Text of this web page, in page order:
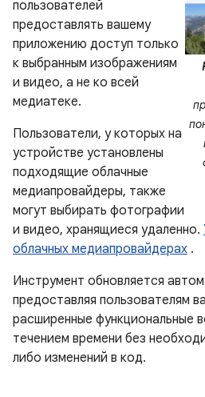
пользователей
предоставлять вашему
приложению доступ только
к выбранным изображениям
и видео, а не ко всей
медиатеке.
Пользователи, у которых на
устройстве установлены
подходящие облачные
медиапровайдеры, также
могут выбирать фотографии
и видео, хранящиеся удаленно.
облачных медиапровайдерах .
Инструмент обновляется
предоставляя пользователям
расширенные функциональные
течением времени без
либо изменений в код.